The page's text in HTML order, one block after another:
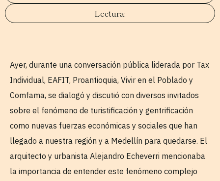
Ayer, durante una conversación pública liderada por Tax
Individual, EAFIT, Proantioquia, Vivir en el Poblado y
Comfama, se dialogó y discutió con diversos invitados
sobre el fenómeno de turistificación y gentrificación
como nuevas fuerzas económicas y sociales que han
llegado a nuestra región y a Medellín para quedarse. El
arquitecto y urbanista Alejandro Echeverri mencionaba
la importancia de entender este fenómeno complejo